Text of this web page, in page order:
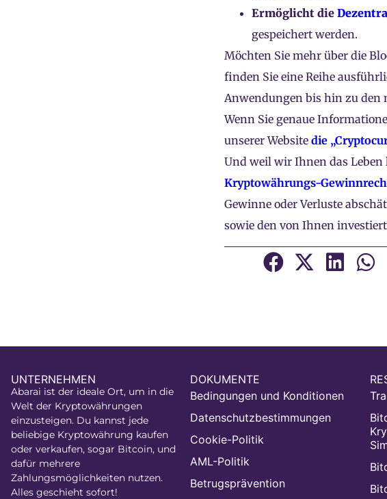
Ermöglicht die
gespeichert werden.
Möchten Sie mehr über die
finden Sie eine Reihe
Anwendungen bis hin zu den
Wenn Sie genaue
unserer Website die
Und weil wir Ihnen das
Kryptowährungs-
Gewinne oder Verluste
sowie den von Ihnen
UNTERNEHMEN
Abarai ist der ideale Ort, um in die
Welt der Kryptowährungen
einzusteigen. Du kannst jede
beliebige Kryptowährung kaufen
oder verkaufen, sogar Bitcoin, und
dafür mehrere
Zahlungsmöglichkeiten nutzen.
Alles geschieht sofort!
DOKUMENTE
Bedingungen und Konditionen
Datenschutzbestimmungen
Cookie-Politik
AML-Politik
Betrugsprävention